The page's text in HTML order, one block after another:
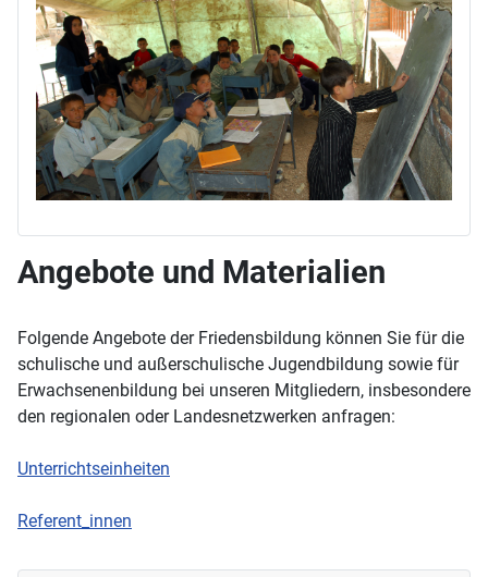
Angebote und Materialien
Folgende Angebote der Friedensbildung können Sie für die
schulische und außerschulische Jugendbildung sowie für
Erwachsenenbildung bei unseren Mitgliedern, insbesondere
den regionalen oder Landesnetzwerken anfragen:
Unterrichtseinheiten
Referent_innen